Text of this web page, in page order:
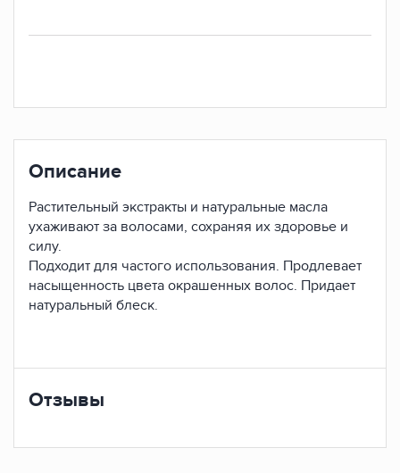
Описание
Растительный экстракты и натуральные масла
ухаживают за волосами, сохраняя их здоровье и
силу.
Подходит для частого использования. Продлевает
насыщенность цвета окрашенных волос. Придает
натуральный блеск.
Отзывы